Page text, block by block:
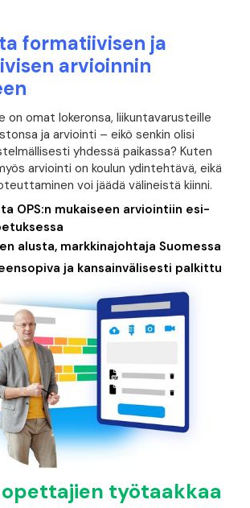
formatiivisen ja
arvioinnin
on omat lokeronsa, liikuntavarusteille
ja arviointi – eikö senkin olisi
yhdessä paikassa? Kuten
arviointi on koulun ydintehtävä, eikä
voi jäädä välineistä kiinni.
OPS:n mukaiseen arviointiin esi-
alusta, markkinajohtaja Suomessa
ja kansainvälisesti palkittu
työtaakkaa